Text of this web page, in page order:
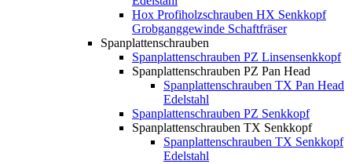
Hox Profiholzschrauben HX Senkkopf
Grobganggewinde Schaftfräser
Spanplattenschrauben
Spanplattenschrauben PZ Linsensenkkopf
Spanplattenschrauben PZ Pan Head
Spanplattenschrauben TX Pan Head
Edelstahl
Spanplattenschrauben PZ Senkkopf
Spanplattenschrauben TX Senkkopf
Spanplattenschrauben TX Senkkopf
Edelstahl